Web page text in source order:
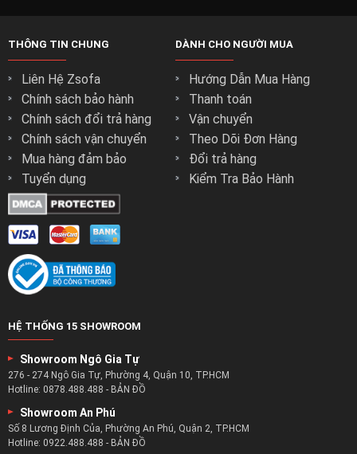
THÔNG TIN CHUNG
Liên Hệ Zsofa
Chính sách bảo hành
Chính sách đổi trả hàng
Chính sách vận chuyển
Mua hàng đảm bảo
Tuyển dụng
DÀNH CHO NGƯỜI MUA
Hướng Dẫn Mua Hàng
Thanh toán
Vận chuyển
Theo Dõi Đơn Hàng
Đổi trả hàng
Kiểm Tra Bảo Hành
HỆ THỐNG 15 SHOWROOM
Showroom Ngô Gia Tự
276 - 274 Ngô Gia Tự, Phường 4, Quận 10, TP.HCM
Hotline: 0878.488.488 - BẢN ĐỒ
Showroom An Phú
Số 8 Lương Định Của, Phường An Phú, Quận 2, TP.HCM
Hotline: 0922.488.488 - BẢN ĐỒ